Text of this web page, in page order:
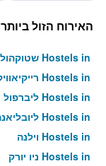
האירוח הזול ביותר
Hostels in שטוקהולם
Hostels in רייקיאוויק
Hostels in ליברפול
Hostels in ליובליאנה
Hostels in וילנה
Hostels in ניו יורק